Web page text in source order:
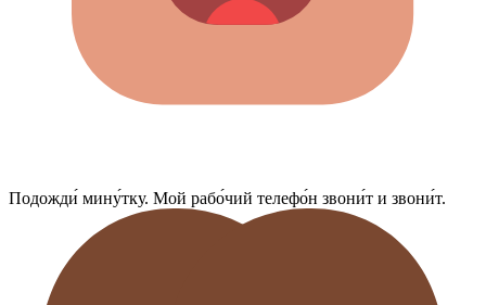
Подожди́ мину́тку. Мой рабо́чий телефо́н звони́т и звони́т.